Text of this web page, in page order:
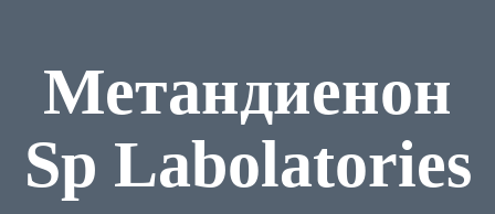
Метандиенон
Sp Labolatories